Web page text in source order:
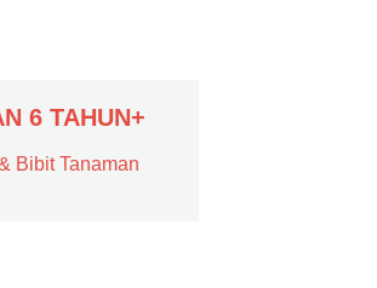
6 TAHUN+
Bibit Tanaman